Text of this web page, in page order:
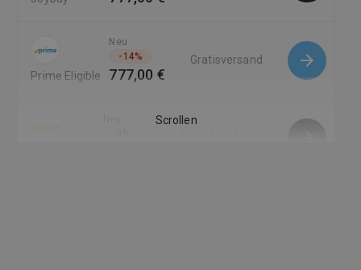
Prime Eligible
Neu
-14%
777,00 €
Gratisversand
Scrollen